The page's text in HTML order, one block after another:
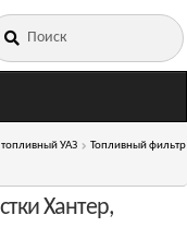
УАЗ
Топливный фильтр
Хантер,